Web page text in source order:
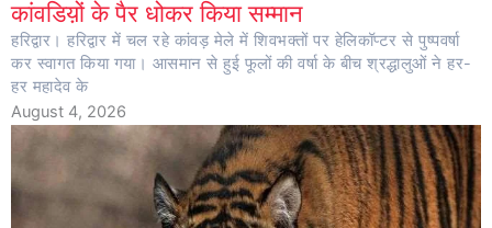
कांवडिय़ों के पैर धोकर किया सम्मान
हरिद्वार। हरिद्वार में चल रहे कांवड़ मेले में शिवभक्तों पर हेलिकॉप्टर से पुष्पवर्षा
कर स्वागत किया गया। आसमान से हुई फूलों की वर्षा के बीच श्रद्धालुओं ने हर-
हर महादेव के
August 4, 2026